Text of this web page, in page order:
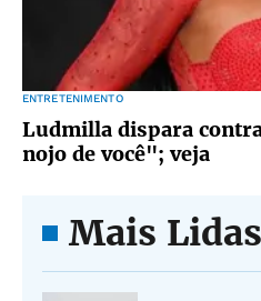
ENTRETENIMENTO
Ludmilla dispara
nojo de você"; veja
Mais Lidas